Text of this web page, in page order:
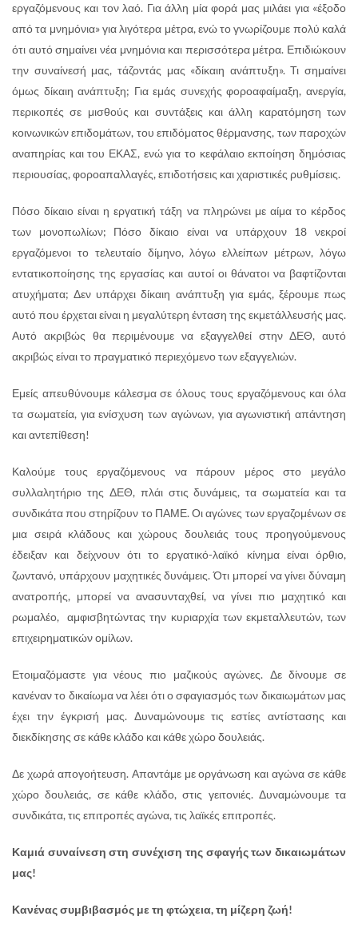
εργαζόμενους και τον λαό. Για άλλη μία φορά μας μιλάει για «έξοδο
από τα μνημόνια» για λιγότερα μέτρα, ενώ το γνωρίζουμε πολύ καλά
ότι αυτό σημαίνει νέα μνημόνια και περισσότερα μέτρα. Επιδιώκουν
την συναίνεσή μας, τάζοντάς μας «δίκαιη ανάπτυξη». Τι σημαίνει
όμως δίκαιη ανάπτυξη; Για εμάς συνεχής φοροαφαίμαξη, ανεργία,
περικοπές σε μισθούς και συντάξεις και άλλη καρατόμηση των
κοινωνικών επιδομάτων, του επιδόματος θέρμανσης, των παροχών
αναπηρίας και του ΕΚΑΣ, ενώ για το κεφάλαιο εκποίηση δημόσιας
περιουσίας, φοροαπαλλαγές, επιδοτήσεις και χαριστικές ρυθμίσεις.
Πόσο δίκαιο είναι η εργατική τάξη να πληρώνει με αίμα το κέρδος
των μονοπωλίων; Πόσο δίκαιο είναι να υπάρχουν 18 νεκροί
εργαζόμενοι το τελευταίο δίμηνο, λόγω ελλείπων μέτρων, λόγω
εντατικοποίησης της εργασίας και αυτοί οι θάνατοι να βαφτίζονται
ατυχήματα; Δεν υπάρχει δίκαιη ανάπτυξη για εμάς, ξέρουμε πως
αυτό που έρχεται είναι η μεγαλύτερη ένταση της εκμετάλλευσής μας.
Αυτό ακριβώς θα περιμένουμε να εξαγγελθεί στην ΔΕΘ, αυτό
ακριβώς είναι το πραγματικό περιεχόμενο των εξαγγελιών.
Εμείς απευθύνουμε κάλεσμα σε όλους τους εργαζόμενους και όλα
τα σωματεία, για ενίσχυση των αγώνων, για αγωνιστική απάντηση
και αντεπίθεση!
Καλούμε τους εργαζόμενους να πάρουν μέρος στο μεγάλο
συλλαλητήριο της ΔΕΘ, πλάι στις δυνάμεις, τα σωματεία και τα
συνδικάτα που στηρίζουν το ΠΑΜΕ. Οι αγώνες των εργαζομένων σε
μια σειρά κλάδους και χώρους δουλειάς τους προηγούμενους
έδειξαν και δείχνουν ότι το εργατικό-λαϊκό κίνημα είναι όρθιο,
ζωντανό, υπάρχουν μαχητικές δυνάμεις. Ότι μπορεί να γίνει δύναμη
ανατροπής, μπορεί να ανασυνταχθεί, να γίνει πιο μαχητικό και
ρωμαλέο, αμφισβητώντας την κυριαρχία των εκμεταλλευτών, των
επιχειρηματικών ομίλων.
Ετοιμαζόμαστε για νέους πιο μαζικούς αγώνες. Δε δίνουμε σε
κανέναν το δικαίωμα να λέει ότι ο σφαγιασμός των δικαιωμάτων μας
έχει την έγκρισή μας. Δυναμώνουμε τις εστίες αντίστασης και
διεκδίκησης σε κάθε κλάδο και κάθε χώρο δουλειάς.
Δε χωρά απογοήτευση. Απαντάμε με οργάνωση και αγώνα σε κάθε
χώρο δουλειάς, σε κάθε κλάδο, στις γειτονιές. Δυναμώνουμε τα
συνδικάτα, τις επιτροπές αγώνα, τις λαϊκές επιτροπές.
Καμιά συναίνεση στη συνέχιση της σφαγής των δικαιωμάτων
μας!
Κανένας συμβιβασμός με τη φτώχεια, τη μίζερη ζωή!